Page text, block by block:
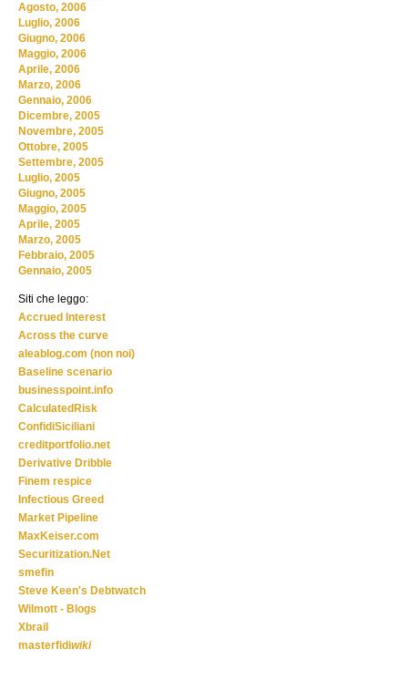
Agosto, 2006
Luglio, 2006
Giugno, 2006
Maggio, 2006
Aprile, 2006
Marzo, 2006
Gennaio, 2006
Dicembre, 2005
Novembre, 2005
Ottobre, 2005
Settembre, 2005
Luglio, 2005
Giugno, 2005
Maggio, 2005
Aprile, 2005
Marzo, 2005
Febbraio, 2005
Gennaio, 2005
Siti che leggo:
Accrued Interest
Across the curve
aleablog.com (non noi)
Baseline scenario
businesspoint.info
CalculatedRisk
ConfidiSiciliani
creditportfolio.net
Derivative Dribble
Finem respice
Infectious Greed
Market Pipeline
MaxKeiser.com
Securitization.Net
smefin
Steve Keen's Debtwatch
Wilmott - Blogs
Xbrail
masterfidiwiki